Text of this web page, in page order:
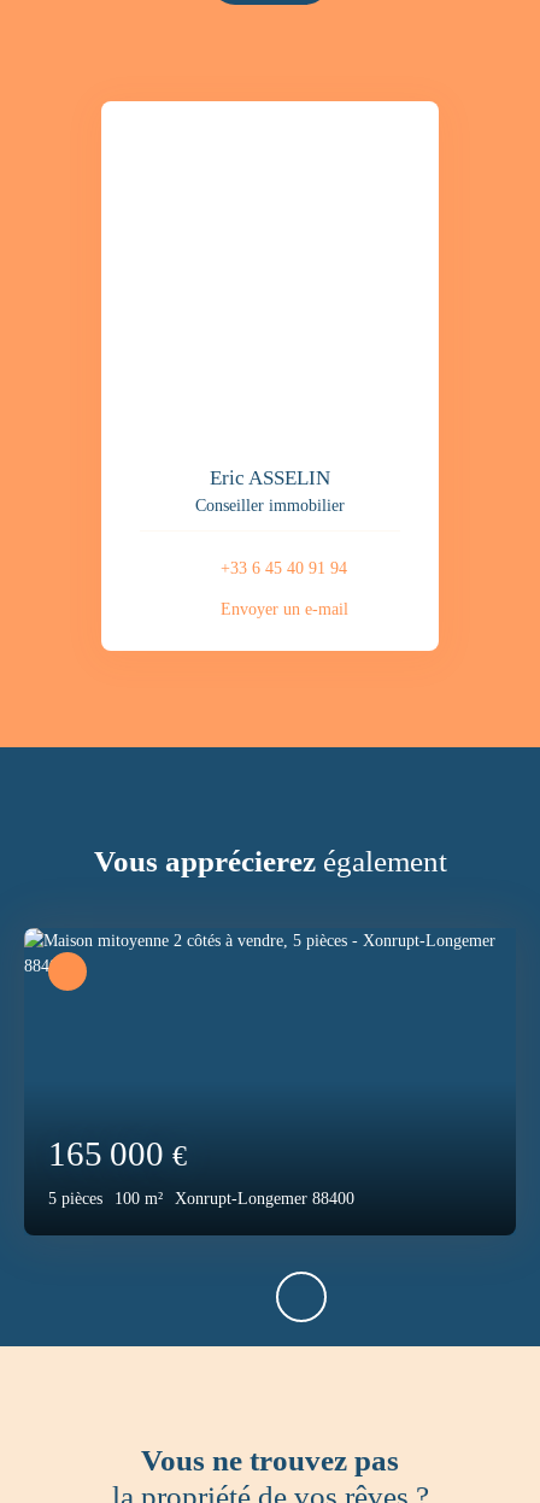
Eric ASSELIN
Conseiller immobilier
+33 6 45 40 91 94
Envoyer un e-mail
Vous apprécierezégalement
165 000 €
5 pièces 100 m² Xonrupt-Longemer 88400
Vous ne trouvez pas
la propriété de vos rêves ?